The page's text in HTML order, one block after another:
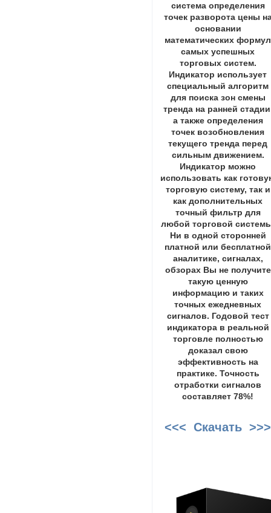
система определения
точек разворота цены
основании
математических формул
самых успешных
торговых систем.
Индикатор использует
специальный алгоритм
для поиска зон смены
тренда на ранней
а также определения
точек возобновления
текущего тренда перед
сильным движением.
Индикатор можно
использовать как
торговую систему, так и
как дополнительных
точный фильтр для
любой торговой
Ни в одной сторонней
платной или бесплатной
аналитике, сигналах,
обзорах Вы не получите
такую ценную
информацию и таких
точных ежедневных
сигналов. Годовой тест
индикатора в реальной
торговле полностью
доказал свою
эффективность на
практике. Точность
отработки сигналов
составляет 78%!
<<< Скачать >>>